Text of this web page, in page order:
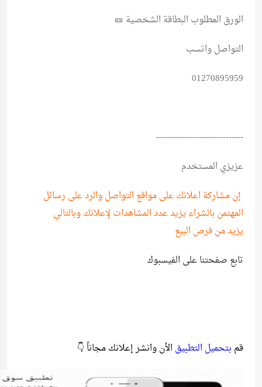
الورق المطلوب البطاقة الشخصية 🎫
التواصل واتسب
01270895959
------------------------------
عزيزي المستخدم
إن مشاركة اعلانك على مواقع التواصل والرد على رسائل
المهتمن بالشراء يزيد عدد المشاهدات لإعلانك وبالتالي
يزيد من فرص البيع
تابع صفحتنا على الفيسبوك
قم بتحميل التطبيق الأن وانشر إعلانك مجاناً 👇